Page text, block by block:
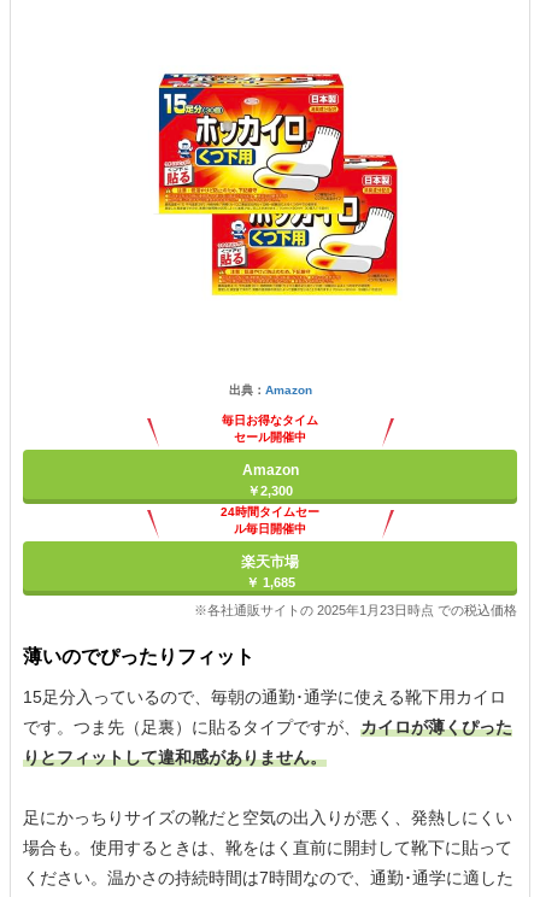
出典： Amazon
毎日お得なタイム
セール開催中
Amazon
￥2,300
24時間タイムセー
ル毎日開催中
楽天市場
￥ 1,685
※各社通販サイトの 2025年1月23日時点 での税込価格
薄いのでぴったりフィット
15足分入っているので、毎朝の通勤･通学に使える靴下用カイロ
です。つま先（足裏）に貼るタイプですが、 カイロが薄くぴった
りとフィットして違和感がありません。
足にかっちりサイズの靴だと空気の出入りが悪く、発熱しにくい
場合も。使用するときは、靴をはく直前に開封して靴下に貼って
ください。温かさの持続時間は7時間なので、通勤･通学に適した